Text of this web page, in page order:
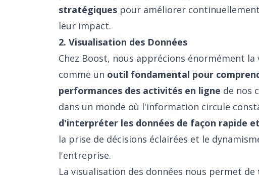
stratégiques pour améliorer
leur impact.
2. Visualisation des Données
Chez Boost, nous apprécions énormément la
comme un outil fondamental pour
performances des activités en ligne de nos
dans un monde où l'information circule
d'interpréter les données de façon rapide
la prise de décisions éclairées et le
l'entreprise.
La visualisation des données nous permet de